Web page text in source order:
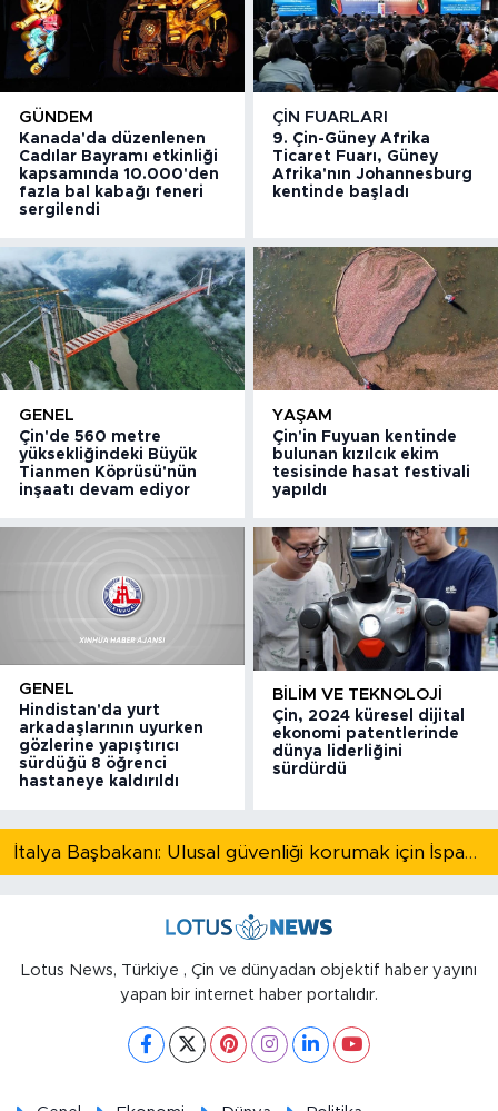
GÜNDEM
Kanada'da düzenlenen
Cadılar Bayramı etkinliği
kapsamında 10.000'den
fazla bal kabağı feneri
sergilendi
ÇIN FUARLARI
9. Çin-Güney Afrika
Ticaret Fuarı, Güney
Afrika'nın Johannesburg
kentinde başladı
GENEL
Çin'de 560 metre
yüksekliğindeki Büyük
Tianmen Köprüsü'nün
inşaatı devam ediyor
YAŞAM
Çin'in Fuyuan kentinde
bulunan kızılcık ekim
tesisinde hasat festivali
yapıldı
GENEL
Hindistan'da yurt
arkadaşlarının uyurken
gözlerine yapıştırıcı
sürdüğü 8 öğrenci
hastaneye kaldırıldı
BILIM VE TEKNOLOJI
Çin, 2024 küresel dijital
ekonomi patentlerinde
dünya liderliğini
sürdürdü
İtalya Başbakanı: Ulusal güvenliği korumak için İspanya ile Schengen kapsamındaki serbest dolaşımı askıya alıyoruz
Lotus News, Türkiye , Çin ve dünyadan objektif haber yayını
yapan bir internet haber portalıdır.